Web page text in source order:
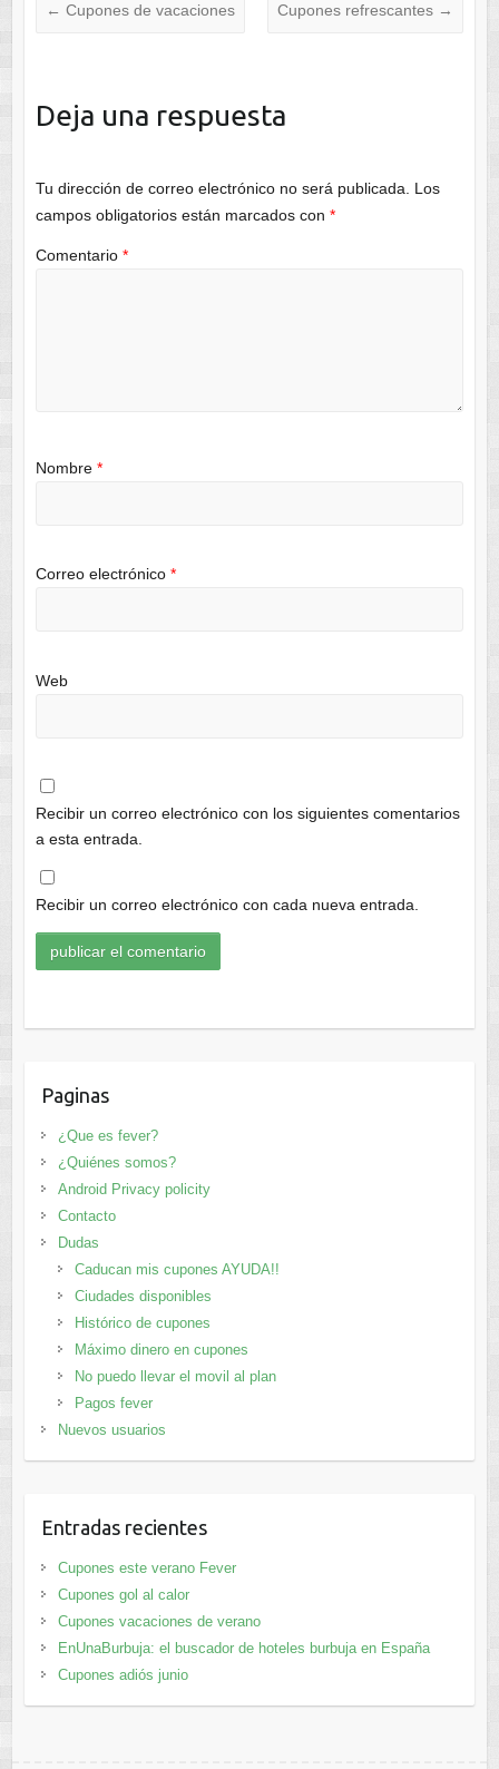
← Cupones de vacaciones Cupones refrescantes →
Deja una respuesta
Tu dirección de correo electrónico no será publicada. Los
campos obligatorios están marcados con *
Comentario *
Nombre *
Correo electrónico *
Web
Recibir un correo electrónico con los siguientes comentarios
a esta entrada.
Recibir un correo electrónico con cada nueva entrada.
Paginas
¿Que es fever?
¿Quiénes somos?
Android Privacy policity
Contacto
Dudas
Caducan mis cupones AYUDA!!
Ciudades disponibles
Histórico de cupones
Máximo dinero en cupones
No puedo llevar el movil al plan
Pagos fever
Nuevos usuarios
Entradas recientes
Cupones este verano Fever
Cupones gol al calor
Cupones vacaciones de verano
EnUnaBurbuja: el buscador de hoteles burbuja en España
Cupones adiós junio